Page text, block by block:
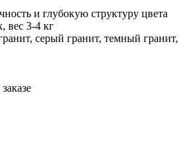
и глубокую структуру цвета
вес 3-4 кг
серый гранит, темный гранит,